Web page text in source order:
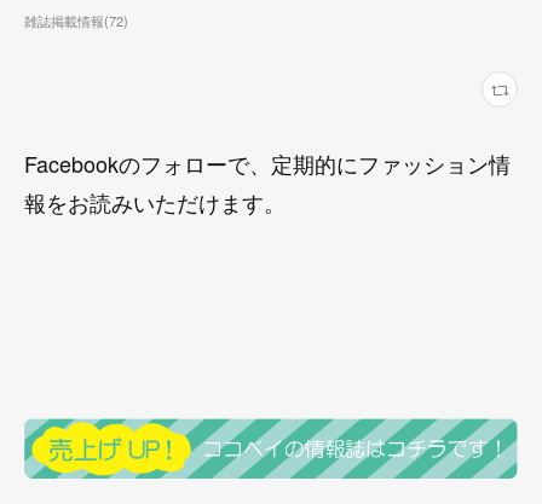
雑誌掲載情報(72)
Facebookのフォローで、定期的にファッション情
報をお読みいただけます。